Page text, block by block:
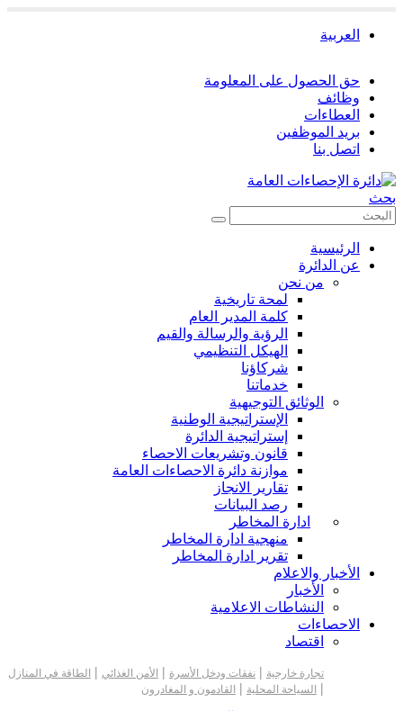
العربية
حق الحصول على المعلومة
وظائف
العطاءات
بريد الموظفين
اتصل بنا
بحث
الرئيسية
عن الدائرة
من نحن
لمحة تاريخية
كلمة المدير العام
الرؤية والرسالة والقيم
الهيكل التنظيمي
شركاؤنا
خدماتنا
الوثائق التوجيهية
الإستراتيجية الوطنية
إستراتيجية الدائرة
قانون وتشريعات الاحصاء
موازنة دائرة الاحصاءات العامة
تقارير الانجاز
رصد البيانات
ادارة المخاطر
منهجية ادارة المخاطر
تقرير ادارة المخاطر
الأخبار والاعلام
الأخبار
النشاطات الاعلامية
الاحصاءات
اقتصاد
تجارة خارجية | نفقات ودخل الأسرة | الأمن الغذائي | الطاقة في المنازل
| السياحة المحلية | القادمون و المغادرون